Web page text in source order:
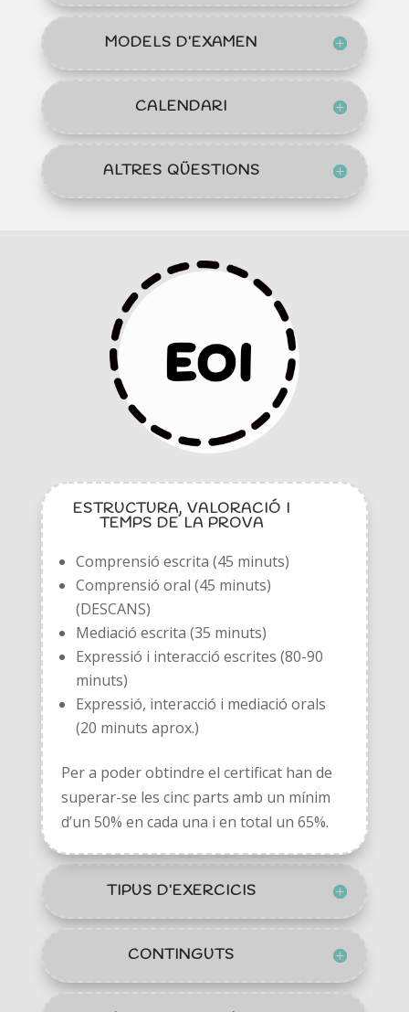
MODELS D’EXAMEN
CALENDARI
ALTRES QÜESTIONS
ESTRUCTURA, VALORACIÓ I
TEMPS DE LA PROVA
Comprensió escrita (45 minuts)
Comprensió oral (45 minuts)
(DESCANS)
Mediació escrita (35 minuts)
Expressió i interacció escrites (80-90
minuts)
Expressió, interacció i mediació orals
(20 minuts aprox.)
Per a poder obtindre el certificat han de
superar-se les cinc parts amb un mínim
d’un 50% en cada una i en total un 65%.
TIPUS D’EXERCICIS
CONTINGUTS